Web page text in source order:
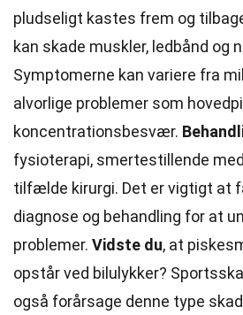
pludseligt kastes frem og
kan skade muskler, ledbånd og
Symptomerne kan variere fra
alvorlige problemer som
koncentrationsbesvær.
fysioterapi, smertestillende
tilfælde kirurgi. Det er vigtigt at
diagnose og behandling for at
problemer. Vidste du, at
opstår ved bilulykker?
også forårsage denne type